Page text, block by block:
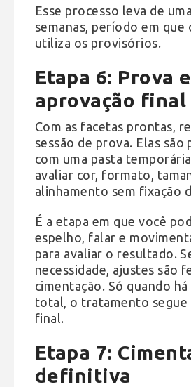
Esse processo leva de
semanas, período em que
utiliza os provisórios.
Etapa 6: Prova e
aprovação final
Com as facetas prontas,
sessão de prova. Elas são
com uma pasta
avaliar cor, formato,
alinhamento sem fixação
É a etapa em que você
espelho, falar e
para avaliar o resultado.
necessidade, ajustes são
cimentação. Só quando
total, o tratamento segue
final.
Etapa 7:
definitiva